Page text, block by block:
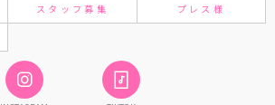
スタッフ募集 プレス様